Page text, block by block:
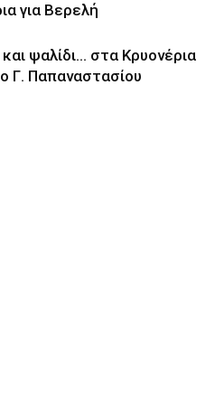
για Βερελή
ψαλίδι… στα Κρυονέρια
Γ. Παπαναστασίου